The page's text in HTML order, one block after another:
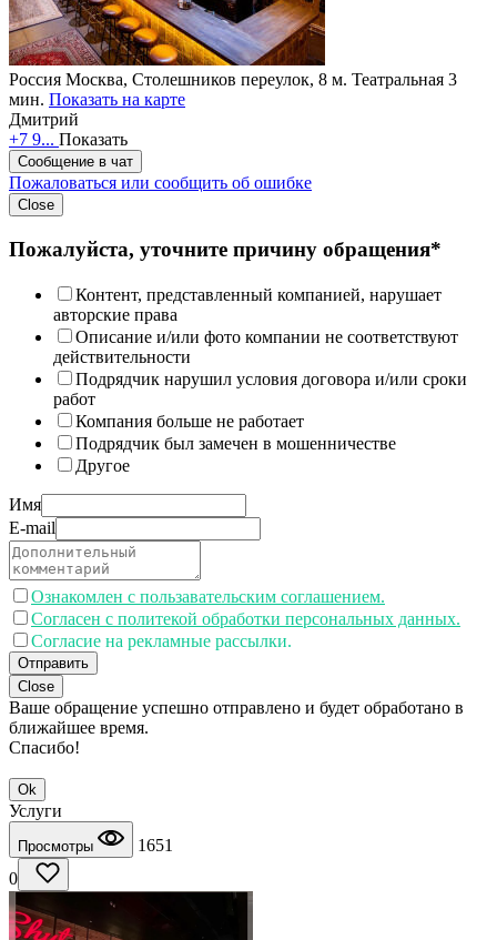
Россия Москва, Столешников переулок, 8 м. Театральная 3
мин. Показать на карте
Дмитрий
+7 9... Показать
Сообщение в чат
Пожаловаться или сообщить об ошибке
Close
Пожалуйста, уточните причину обращения*
Контент, представленный компанией, нарушает
авторские права
Описание и/или фото компании не соответствуют
действительности
Подрядчик нарушил условия договора и/или сроки
работ
Компания больше не работает
Подрядчик был замечен в мошенничестве
Другое
Имя
E-mail
Ознакомлен с пользавательским соглашением.
Согласен с политекой обработки персональных данных.
Согласие на рекламные рассылки.
Отправить
Close
Ваше обращение успешно отправлено и будет обработано в
ближайшее время.
Спасибо!
Ok
Услуги
Просмотры
1651
0